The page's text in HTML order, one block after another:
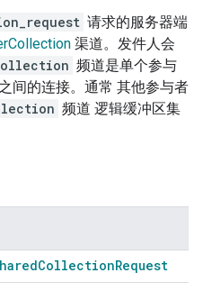
请求的服务器端
渠道。发件人会
频道是单个参与
间的连接。通常 其他参与者
频道 逻辑缓冲区集
CollectionRequest